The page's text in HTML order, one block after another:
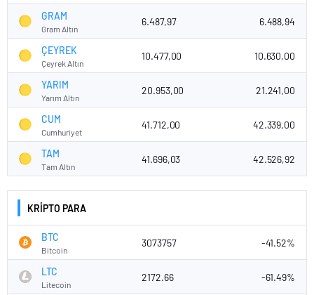
GRAM
Gram Altın
6.487,97 6.488,94
ÇEYREK
Çeyrek Altın
10.477,00 10.630,00
YARIM
Yarım Altın
20.953,00 21.241,00
CUM
Cumhuriyet
41.712,00 42.339,00
TAM
Tam Altın
41.696,03 42.526,92
KRİPTO PARA
BTC
Bitcoin
3073757 -41.52%
LTC
Litecoin
2172.66 -61.49%